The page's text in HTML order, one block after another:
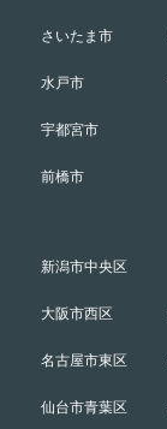
さいたま市
水戸市
宇都宮市
前橋市
新潟市中央区
大阪市西区
名古屋市東区
仙台市青葉区